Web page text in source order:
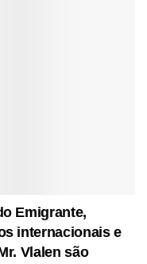
Emigrante,
internacionais e
Vlalen são